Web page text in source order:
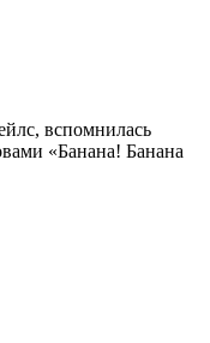
вспомнилась
«Банана! Банана